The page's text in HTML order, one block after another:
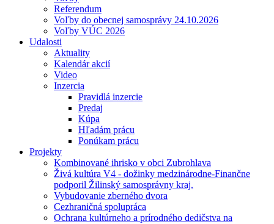
Referendum
Voľby do obecnej samosprávy 24.10.2026
Voľby VÚC 2026
Udalosti
Aktuality
Kalendár akcií
Video
Inzercia
Pravidlá inzercie
Predaj
Kúpa
Hľadám prácu
Ponúkam prácu
Projekty
Kombinované ihrisko v obci Zubrohlava
Živá kultúra V4 - dožinky medzinárodne-Finančne
podporil Žilinský samosprávny kraj.
Vybudovanie zberného dvora
Cezhraničná spolupráca
Ochrana kultúrneho a prírodného dedičstva na